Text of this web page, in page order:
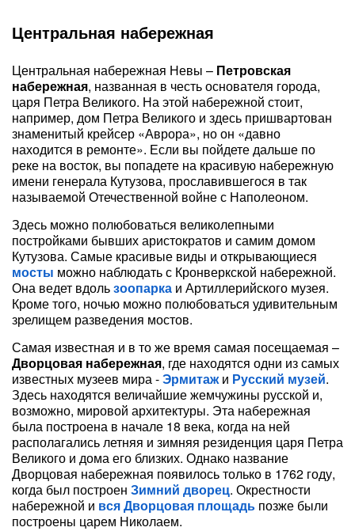
Центральная набережная
Центральная набережная Невы – Петровская
набережная, названная в честь основателя города,
царя Петра Великого. На этой набережной стоит,
например, дом Петра Великого и здесь пришвартован
знаменитый крейсер «Аврора», но он «давно
находится в ремонте». Если вы пойдете дальше по
реке на восток, вы попадете на красивую набережную
имени генерала Кутузова, прославившегося в так
называемой Отечественной войне с Наполеоном.
Здесь можно полюбоваться великолепными
постройками бывших аристократов и самим домом
Кутузова. Самые красивые виды и открывающиеся
мосты можно наблюдать с Кронверкской набережной.
Она ведет вдользоопарка и Артиллерийского музея.
Кроме того, ночью можно полюбоваться удивительным
зрелищем разведения мостов.
Самая известная и в то же время самая посещаемая –
Дворцовая набережная, где находятся одни из самых
известных музеев мира -Эрмитажи Русский музей.
Здесь находятся величайшие жемчужины русской и,
возможно, мировой архитектуры. Эта набережная
была построена в начале 18 века, когда на ней
располагались летняя и зимняя резиденция царя Петра
Великого и дома его близких. Однако название
Дворцовая набережная появилось только в 1762 году,
когда был построен Зимний дворец. Окрестности
набережной и вся Дворцовая площадь позже были
построены царем Николаем.